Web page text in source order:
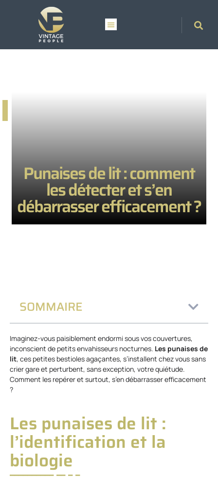
Punaises de lit : comment
les détecter et s’en
débarrasser efficacement ?
SOMMAIRE
Imaginez-vous paisiblement endormi sous vos couvertures,
inconscient de petits envahisseurs nocturnes. Les punaises de
lit, ces petites bestioles agaçantes, s’installent chez vous sans
crier gare et perturbent, sans exception, votre quiétude.
Comment les repérer et surtout, s’en débarrasser efficacement
?
Les punaises de lit :
l’identification et la
biologie